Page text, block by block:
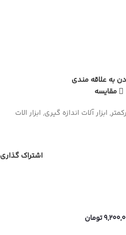
به علاقه مندی
مقایسه
, ابزار آلات اندازه گیری, ابزار الات
اشتراک گذاری
تومان